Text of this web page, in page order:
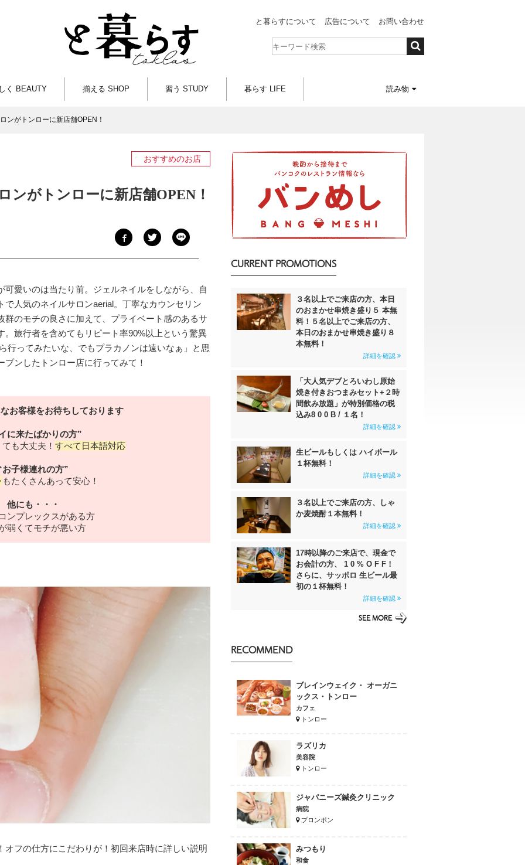
と暮らすについて 広告について お問い合わせ
く BEAUTY 揃える SHOP 習う STUDY 暮らす LIFE 読み物
ンがトンローに新店舗OPEN！
おすすめのお店
ンがトンローに新店舗OPEN！
愛いのは当たり前。ジェルネイルをしながら、自
人気のネイルサロンaerial。丁寧なカウンセリン
のモチの良さに加えて、プライベート感のあるサ
旅行者を含めてもリピート率90%以上という驚異
行ってみたいな、でもプラカノンは遠いなぁ」と思
ンしたトンロー店に行ってみて！
お客様をお待ちしております
に来たばかりの方”
も大丈夫！ すべて日本語対応
お子様連れの方”
もたくさんあって安心！
他にも・・・
ンプレックスがある方
弱くてモチが悪い方
フの仕方にこだわりが！初回来店時に詳しい説明
CURRENT PROMOTIONS
３名以上でご来店の方、本日
のおまかせ串焼き盛り５ 本無
料！５名以上でご来店の方、
本日のおまかせ串焼き盛り８
本無料！
詳細を確認
「大人気デブとろいわし原始
焼き付きおつまみセット+２時
間飲み放題」が特別価格の税
込み8 0 0 B / １名！
詳細を確認
生ビールもしくは ハイボール
１杯無料！
詳細を確認
３名以上でご来店の方、しゃ
か麦焼酎１本無料！
詳細を確認
17時以降のご来店で、現金で
お会計の方、 1 0 % O F F！
さらに、サッポロ 生ビール最
初の１杯無料！
詳細を確認
SEE MORE
RECOMMEND
ブレインウェイク・ オーガニ
ックス・トンロー
カフェ
トンロー
ラズリカ
美容院
トンロー
ジャパニーズ鍼灸クリニック
病院
プロンポン
みつもり
和食